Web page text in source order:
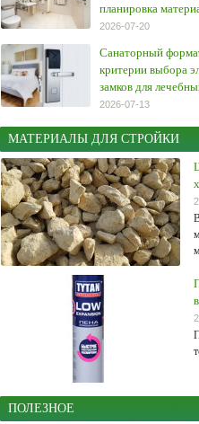
планировка
2026-07-20
Санаторный
критерии выбора
замков для
2026-07-13
МАТЕРИАЛЫ ДЛЯ СТРОЙКИ
ПОЛЕЗНОЕ